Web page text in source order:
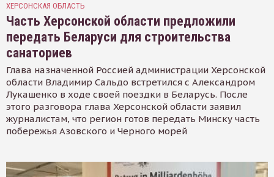
ХЕРСОНСКАЯ ОБЛАСТЬ
Часть Херсонской области предложили
передать Беларуси для строительства
санаториев
Глава назначенной Россией администрации Херсонской
области Владимир Сальдо встретился с Александром
Лукашенко в ходе своей поездки в Беларусь. После
этого разговора глава Херсонской области заявил
журналистам, что регион готов передать Минску часть
побережья Азовского и Черного морей